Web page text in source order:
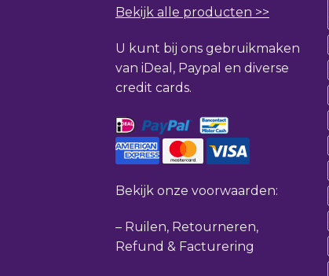
Bekijk alle producten >>
U kunt bij ons gebruikmaken
van iDeal, Paypal en diverse
credit cards.
Bekijk onze voorwaarden:
– Ruilen, Retourneren,
Refund & Facturering